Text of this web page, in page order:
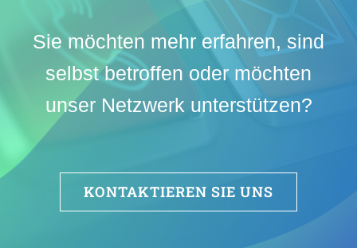
Sie möchten mehr erfahren, sind
selbst betroffen oder möchten
unser Netzwerk unterstützen?
KONTAKTIEREN SIE UNS